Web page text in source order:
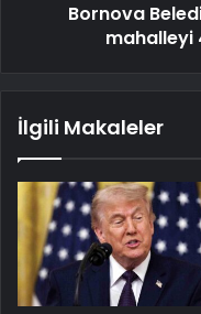
Bornova
mahalleyi
İlgili Makaleler